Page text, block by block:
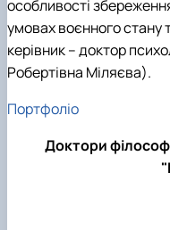
особливості
умовах воєнного стану
керівник – доктор
Робертівна Міляєва).
Портфоліо
Доктори